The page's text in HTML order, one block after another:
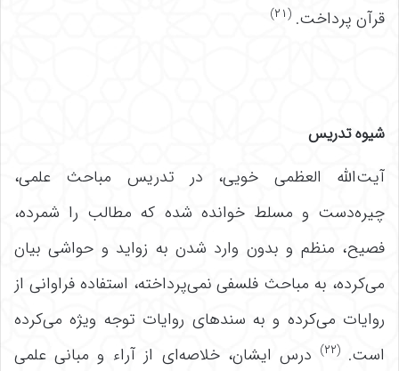
قرآن پرداخت. (۲۱)
شیوه تدریس
آیت‌الله العظمی خویی، در تدریس مباحث علمی،
چیره‌دست و مسلط خوانده شده که مطالب را شمرده،
فصیح، منظم و بدون وارد شدن به زواید و حواشی بیان
می‌کرده، به مباحث فلسفی نمی‌پرداخته، استفاده فراوانی از
روایات می‌کرده و به سندهای روایات توجه ویژه می‌کرده
است.(۲۲) درس ایشان، خلاصه‌ای از آراء و مبانی علمی